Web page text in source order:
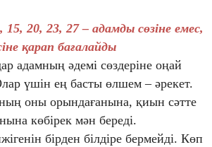
20, 23, 27 – адамды сөзіне емес,
қарап бағалайды
адамның әдемі сөздеріне оңай
үшін ең басты өлшем – әрекет.
оны орындағанына, қиын сәтте
көбірек мән береді.
бірден білдіре бермейді. Көп